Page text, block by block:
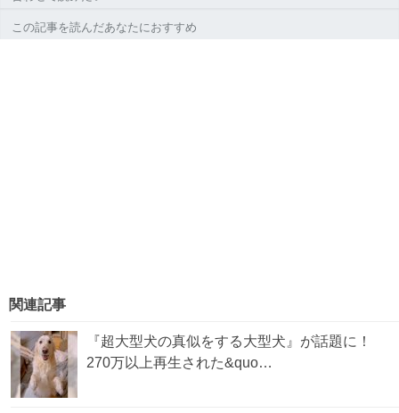
この記事を読んだあなたにおすすめ
関連記事
『超大型犬の真似をする大型犬』が話題に！
270万以上再生された&quo…